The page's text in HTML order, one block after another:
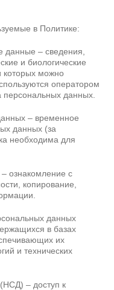
в Политике:
данные – сведения,
и биологические
которых можно
оператором
персональных данных.
– временное
данных (за
необходима для
ознакомление с
копирование,
данных
в базах
их
и технических
– доступ к